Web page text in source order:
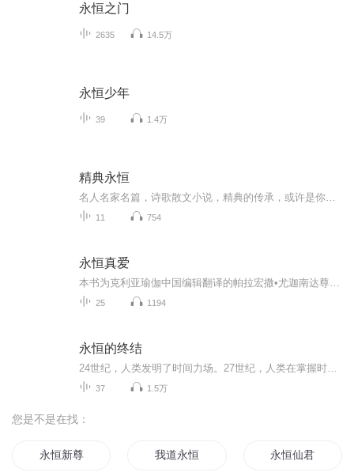
永恒之门
2635 14.5万
永恒少年
39 1.4万
精典永恒
11 754
永恒真爱
25 1194
永恒的终结
37 1.5万
您是不是在找：
永恒新尊 我道永恒 永恒仙君